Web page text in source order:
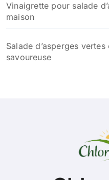
Vinaigrette pour salade
maison
Salade d’asperges
savoureuse